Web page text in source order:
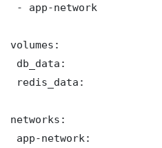
- app-network
volumes:
db_data:
redis_data:
networks:
app-network: